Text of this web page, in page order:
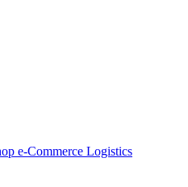
e-Commerce Logistics